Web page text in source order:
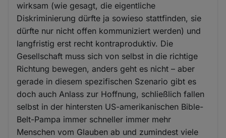
wirksam (wie gesagt, die eigentliche
Diskriminierung dürfte ja sowieso stattfinden, sie
dürfte nur nicht offen kommuniziert werden) und
langfristig erst recht kontraproduktiv. Die
Gesellschaft muss sich von selbst in die richtige
Richtung bewegen, anders geht es nicht – aber
gerade in diesem spezifischen Szenario gibt es
doch auch Anlass zur Hoffnung, schließlich fallen
selbst in der hintersten US-amerikanischen Bible-
Belt-Pampa immer schneller immer mehr
Menschen vom Glauben ab und zumindest viele